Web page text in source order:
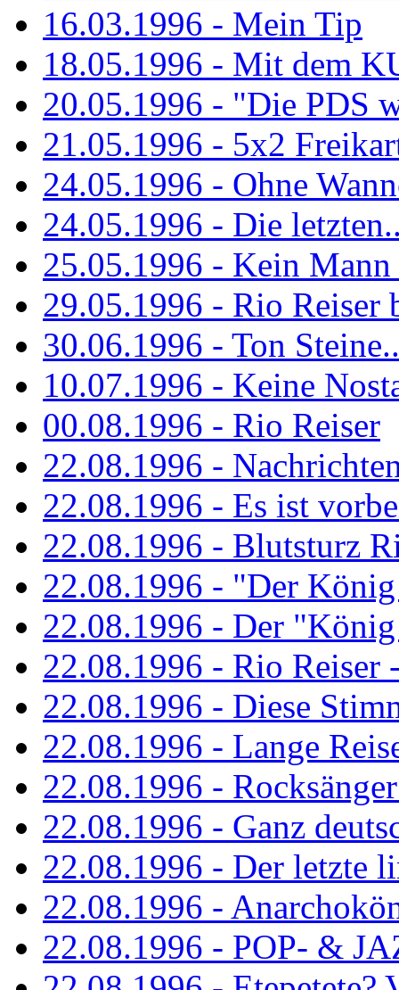
16.03.1996 - Mein Tip
18.05.1996 - Mit dem
20.05.1996 - "Die PDS
21.05.1996 - 5x2
24.05.1996 - Ohne
24.05.1996 - Die
25.05.1996 - Kein
29.05.1996 - Rio Reiser
30.06.1996 - Ton
10.07.1996 - Keine
00.08.1996 - Rio Reiser
22.08.1996 -
22.08.1996 - Es ist
22.08.1996 - Blutsturz
22.08.1996 - "Der
22.08.1996 - Der
22.08.1996 - Rio Reiser
22.08.1996 - Diese
22.08.1996 - Lange
22.08.1996 -
22.08.1996 - Ganz
22.08.1996 - Der letzte
22.08.1996 -
22.08.1996 - POP- &